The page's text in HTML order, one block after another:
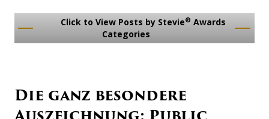
Click to View Posts by Stevie® Awards
Categories
Die ganz besondere